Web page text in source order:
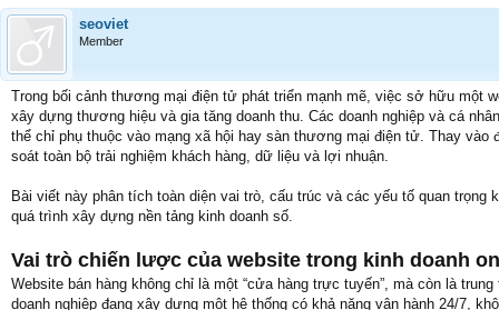
seoviet
Member
Trong bối cảnh thương mại điện tử phát triển mạnh mẽ, việc sở hữu một
xây dựng thương hiệu và gia tăng doanh thu. Các doanh nghiệp và cá
thể chỉ phụ thuộc vào mạng xã hội hay sàn thương mại điện tử. Thay vào
soát toàn bộ trải nghiệm khách hàng, dữ liệu và lợi nhuận.
Bài viết này phân tích toàn diện vai trò, cấu trúc và các yếu tố quan trọng
quá trình xây dựng nền tảng kinh doanh số.
Vai trò chiến lược của website trong kinh doanh
Website bán hàng không chỉ là một “cửa hàng trực tuyến”, mà còn là
doanh nghiệp đang xây dựng một hệ thống có khả năng vận hành 24/7,